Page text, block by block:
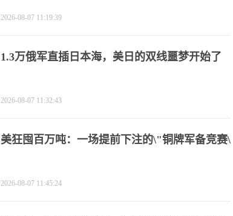
2026-08-07 11:19:39
1.3万俄军直插日本海，美日的双线噩梦开始了
2026-08-07 11:32:43
美狂囤百万吨：一场提前下注的\"铜牌军备竞赛\"
2026-08-07 11:45:24